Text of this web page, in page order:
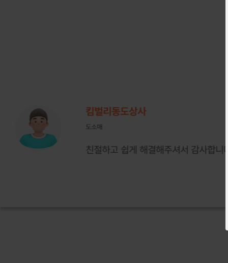
킴벌리동도상사
도소매
친절하고 쉽게 해결해주셔서 감사합니다